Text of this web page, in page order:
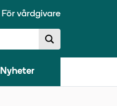
För vårdgivare
Sök
Nyheter